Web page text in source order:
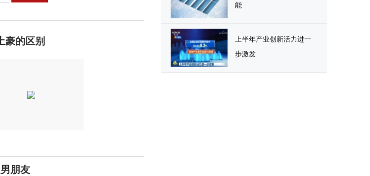
豪的区别
朋友
能
上半年产业创新活力进一
步激发